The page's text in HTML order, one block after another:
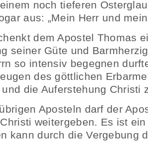
noch tieferen
aus: „Mein Herr und
dem Apostel Thomas
seiner Güte und
so intensiv begegnen
des göttlichen
und die Auferstehung Christi
Aposteln darf der
weitergeben. Es ist
kann durch die Vergebung